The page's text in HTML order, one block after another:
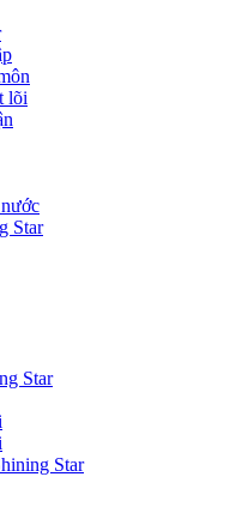
lõi
Star
Star
Star